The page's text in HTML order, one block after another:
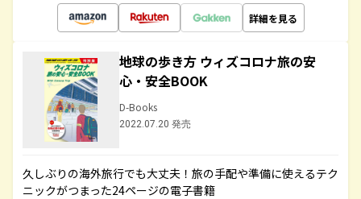
詳細を見る
地球の歩き方 ウィズコロナ旅の安
心・安全BOOK
D-Books
2022.07.20 発売
久しぶりの海外旅行でも大丈夫！旅の手配や準備に使えるテク
ニックがつまった24ページの電子書籍